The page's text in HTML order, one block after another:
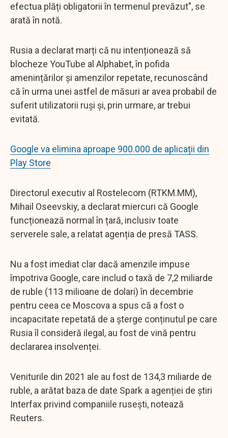
efectua plăți obligatorii în termenul prevăzut", se
arată în notă.
Rusia a declarat marți că nu intenționează să
blocheze YouTube al Alphabet, în pofida
amenințărilor și amenzilor repetate, recunoscând
că în urma unei astfel de măsuri ar avea probabil de
suferit utilizatorii ruși și, prin urmare, ar trebui
evitată.
Google va elimina aproape 900.000 de aplicații din
Play Store
Directorul executiv al Rostelecom (RTKM.MM),
Mihail Oseevskiy, a declarat miercuri că Google
funcționează normal în țară, inclusiv toate
serverele sale, a relatat agenția de presă TASS.
Nu a fost imediat clar dacă amenzile impuse
împotriva Google, care includ o taxă de 7,2 miliarde
de ruble (113 milioane de dolari) în decembrie
pentru ceea ce Moscova a spus că a fost o
incapacitate repetată de a șterge conținutul pe care
Rusia îl consideră ilegal, au fost de vină pentru
declararea insolvenței.
Veniturile din 2021 ale au fost de 134,3 miliarde de
ruble, a arătat baza de date Spark a agenției de știri
Interfax privind companiile rusești, notează
Reuters.